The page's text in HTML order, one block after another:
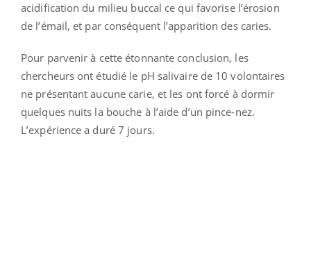
acidification du milieu buccal ce qui favorise l’érosion
de l’émail, et par conséquent l’apparition des caries.
Pour parvenir à cette étonnante conclusion, les
chercheurs ont étudié le pH salivaire de 10 volontaires
ne présentant aucune carie, et les ont forcé à dormir
quelques nuits la bouche à l’aide d’un pince-nez.
L’expérience a duré 7 jours.